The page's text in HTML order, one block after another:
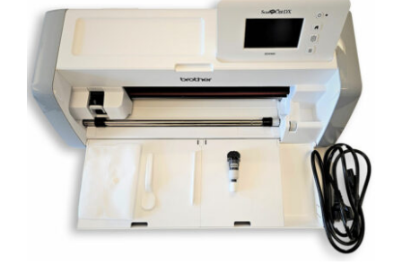
Plotter Brother ScanNCut SDX950